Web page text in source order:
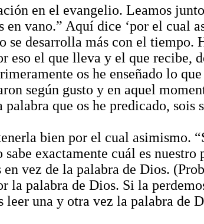
en el evangelio. Leamos
en vano.” Aquí dice ‘por el cual
se desarrolla más con el
eso el que lleva y el que
os he enseñado lo
según gusto y en aquel
que os he predicado, sois
bien por el cual asimismo.
exactamente cuál es
vez de la palabra de Dios.
palabra de Dios. Si la
una y otra vez la palabra de